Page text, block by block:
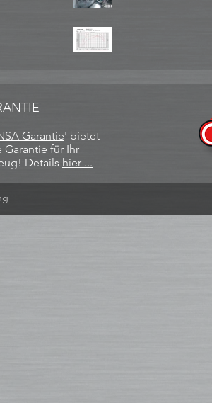
Garantie​' bietet
Garantie für Ihr
Details hier ...